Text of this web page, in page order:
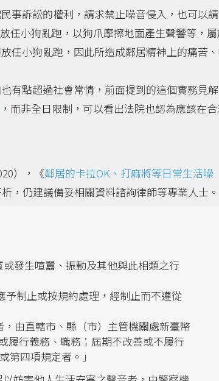
事訴訟的權利，請求禁止噪音侵入，也可以
放任小狗亂跑，以狗爪摩擦地面產生聲響等，
任小狗亂跑，因此所造成鄰居精神上的痛苦
有點超過社會常情，前面提到的這個實務見解
，而非全日限制，可以看出法院也認為應該在
），《鄰居的卡拉OK、打麻將等日常生活噪
，仍建議備妥相關資料諮詢律師等專業人士。
發生喧囂、振動及其他與此相類之行
予制止或按規約處理，經制止而不遵從
由直轄市、縣（市）主管機關處新臺幣
履行義務、職務；屆期不改善或不履行
四項規定者。」